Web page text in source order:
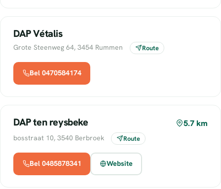
DAP Vétalis
Grote Steenweg 64, 3454 Rummen Route
Bel 0470584174
DAP ten reysbeke 5.7 km
bosstraat 10, 3540 Berbroek Route
Bel 0485878341 Website